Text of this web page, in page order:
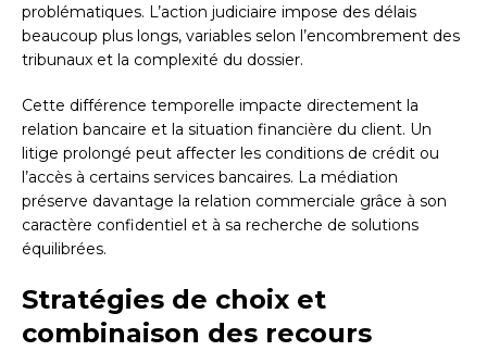
problématiques. L’action judiciaire impose des délais
beaucoup plus longs, variables selon l’encombrement des
tribunaux et la complexité du dossier.
Cette différence temporelle impacte directement la
relation bancaire et la situation financière du client. Un
litige prolongé peut affecter les conditions de crédit ou
l’accès à certains services bancaires. La médiation
préserve davantage la relation commerciale grâce à son
caractère confidentiel et à sa recherche de solutions
équilibrées.
Stratégies de choix et
combinaison des recours